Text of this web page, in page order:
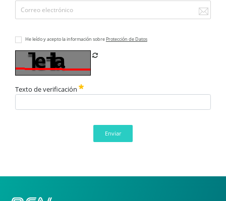
He leído y acepto la información sobre Protección de Datos
Texto de verificación
Enviar